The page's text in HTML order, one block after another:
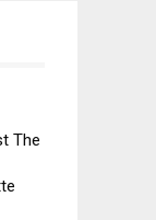
The